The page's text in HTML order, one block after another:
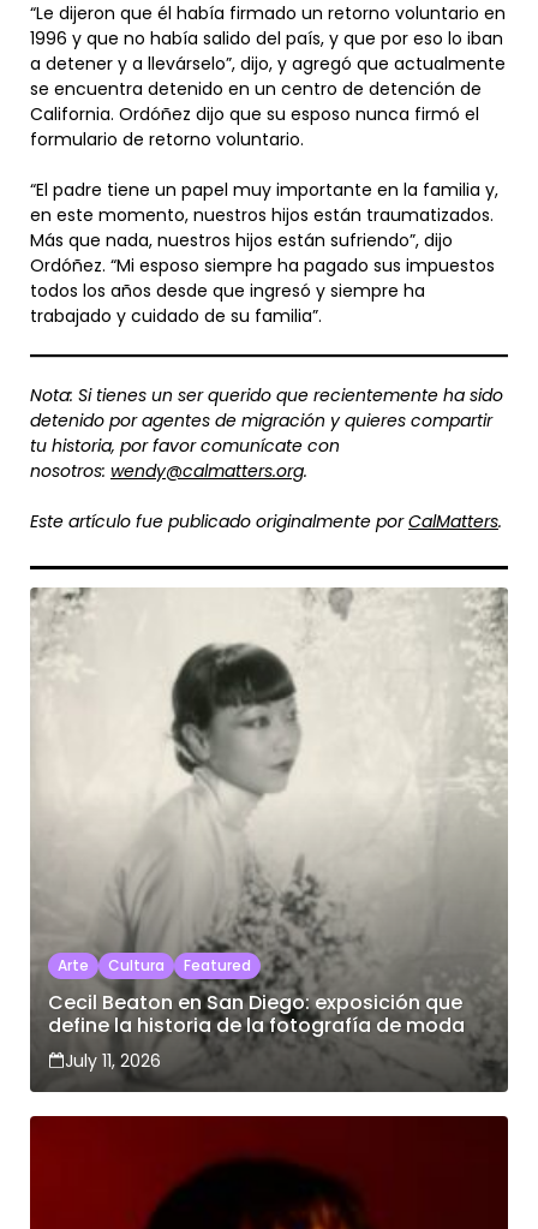
“Le dijeron que él había firmado un retorno voluntario en
1996 y que no había salido del país, y que por eso lo iban
a detener y a llevárselo”, dijo, y agregó que actualmente
se encuentra detenido en un centro de detención de
California. Ordóñez dijo que su esposo nunca firmó el
formulario de retorno voluntario.
“El padre tiene un papel muy importante en la familia y,
en este momento, nuestros hijos están traumatizados.
Más que nada, nuestros hijos están sufriendo”, dijo
Ordóñez. “Mi esposo siempre ha pagado sus impuestos
todos los años desde que ingresó y siempre ha
trabajado y cuidado de su familia”.
Nota: Si tienes un ser querido que recientemente ha sido
detenido por agentes de migración y quieres compartir
tu historia, por favor comunícate con
nosotros: wendy@calmatters.org.
Este artículo fue publicado originalmente porCalMatters.
Arte Cultura Featured
Cecil Beaton en San Diego: exposición que
define la historia de la fotografía de moda
July 11, 2026